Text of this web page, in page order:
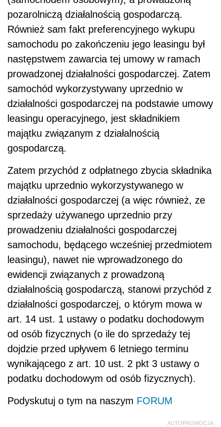
pozarolniczą działalnością gospodarczą.
Również sam fakt preferencyjnego wykupu
samochodu po zakończeniu jego leasingu był
następstwem zawarcia tej umowy w ramach
prowadzonej działalności gospodarczej. Zatem
samochód wykorzystywany uprzednio w
działalności gospodarczej na podstawie umowy
leasingu operacyjnego, jest składnikiem
majątku związanym z działalnością
gospodarczą.
Zatem przychód z odpłatnego zbycia składnika
majątku uprzednio wykorzystywanego w
działalności gospodarczej (a więc również, ze
sprzedaży używanego uprzednio przy
prowadzeniu działalności gospodarczej
samochodu, będącego wcześniej przedmiotem
leasingu), nawet nie wprowadzonego do
ewidencji związanych z prowadzoną
działalnością gospodarczą, stanowi przychód z
działalności gospodarczej, o którym mowa w
art. 14 ust. 1 ustawy o podatku dochodowym
od osób fizycznych (o ile do sprzedaży tej
dojdzie przed upływem 6 letniego terminu
wynikającego z art. 10 ust. 2 pkt 3 ustawy o
podatku dochodowym od osób fizycznych).
Podyskutuj o tym na naszym FORUM
AUTOPROMOCJA